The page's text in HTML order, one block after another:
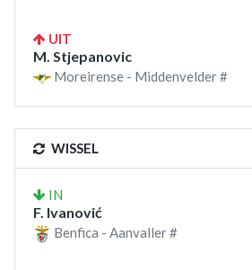
UIT
M. Stjepanovic
Moreirense - Middenvelder #
WISSEL
IN
F. Ivanović
Benfica - Aanvaller #